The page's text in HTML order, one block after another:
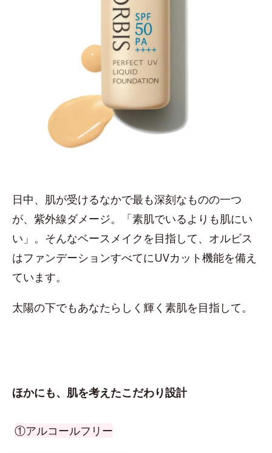
日中、肌が受けるなかで最も深刻なものの一つ
が、紫外線ダメージ。「素肌でいるよりも肌にい
い」。そんなベースメイクを目指して、オルビス
はファンデーションすべてにUVカット機能を備え
ています。
太陽の下でもあなたらしく輝く素肌を目指して。
ほかにも、肌を考えたこだわり設計
①アルコールフリー